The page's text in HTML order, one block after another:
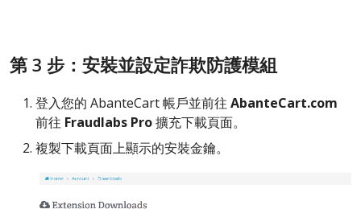
第 3 步：安裝並設定詐欺防護模組
登入您的 AbanteCart 帳戶並前往 AbanteCart.com
前往 Fraudlabs Pro擴充下載頁面。
複製下載頁面上顯示的安裝金鑰。